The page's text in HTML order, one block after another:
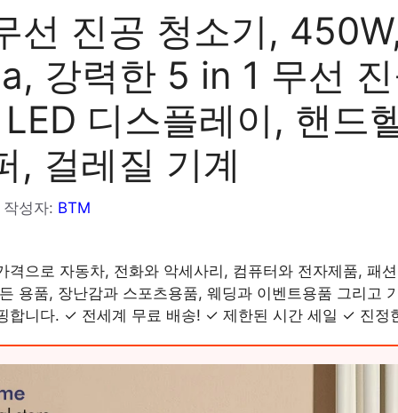
선 진공 청소기,
강력한 5 in 1 무선
디스플레이, 핸드
, 걸레질 기계
작성자: BTM
격으로 자동차, 전화와 악세사리, 컴퓨터와 전자제품, 패
용품, 장난감과 스포츠용품, 웨딩과 이벤트용품 그리고
합니다. ✓ 전세계 무료 배송! ✓ 제한된 시간 세일 ✓ 진정